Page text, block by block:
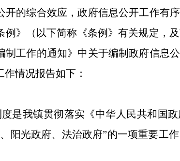
开的综合效应，政府信息公开工作有
例》（以下简称《条例》有关规定，
制工作的通知》中关于编制政府信息
情况报告如下：
是我镇贯彻落实《中华人民共和国
阳光政府、法治政府”的一项重要工